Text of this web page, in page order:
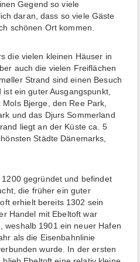
Gegend so viele
daran, dass so viele Gäste
schönen Ort kommen.
die vielen kleinen Häuser in
auch die vielen Freiflächen
Strand sind einen Besuch
ein guter Ausgangspunkt,
Bjerge, den Ree Park,
und das Djurs Sommerland
liegt an der Küste ca. 5
Städte Dänemarks,
gegründet und befindet
die früher ein guter
erhielt bereits 1302 sein
Handel mit Ebeltoft war
weshalb 1901 ein neuer Hafen
als die Eisenbahnlinie
wurde. In der ersten